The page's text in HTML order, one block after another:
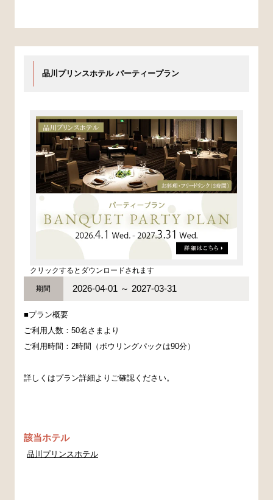
品川プリンスホテル パーティープラン
クリックするとダウンロードされます
期間 2026-04-01 ～ 2027-03-31
■プラン概要
ご利用人数：50名さまより
ご利用時間：2時間（ボウリングパックは90分）
詳しくはプラン詳細よりご確認ください。
該当ホテル
品川プリンスホテル